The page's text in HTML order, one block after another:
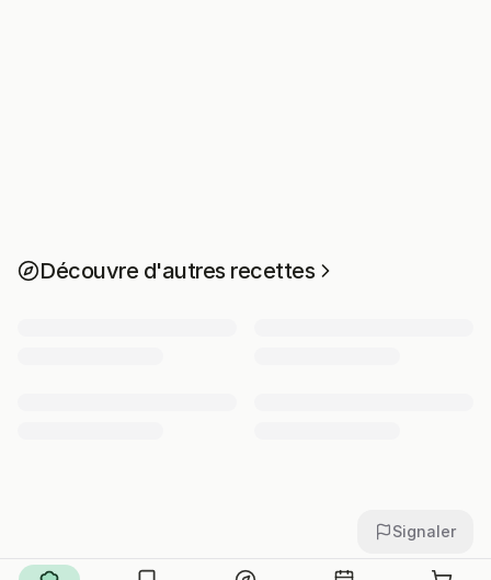
Découvre d'autres recettes
Signaler